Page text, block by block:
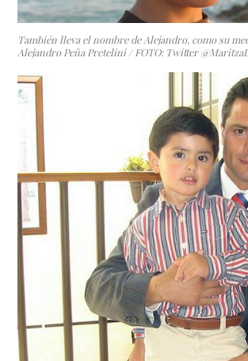
También lleva el nombre de Alejandro, como su
Alejandro Peña Pretelini / FOTO: Twitter